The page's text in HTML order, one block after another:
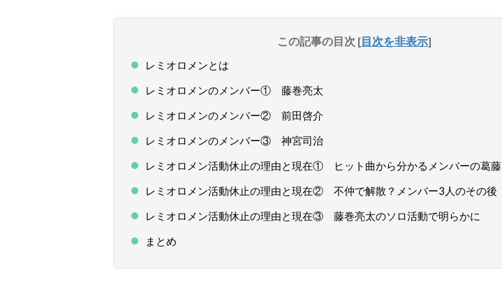
この記事の目次 [目次を非表示]
レミオロメンとは
レミオロメンのメンバー① 藤巻亮太
レミオロメンのメンバー② 前田啓介
レミオロメンのメンバー③ 神宮司治
レミオロメン活動休止の理由と現在① ヒット曲から分かるメンバーの葛藤
レミオロメン活動休止の理由と現在② 不仲で解散？メンバー3人のその後
レミオロメン活動休止の理由と現在③ 藤巻亮太のソロ活動で明らかに
まとめ